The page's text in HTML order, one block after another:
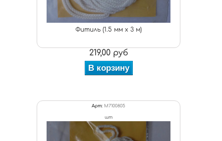
Фитиль (1.5 мм х 3 м)
219,00 руб
В корзину
Арт: M7100805
шт